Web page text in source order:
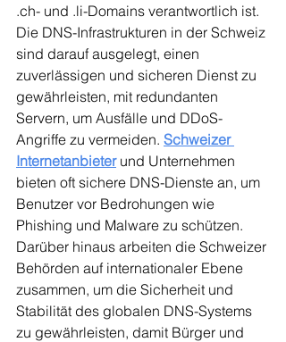
.ch- und .li-Domains verantwortlich ist.
Die DNS-Infrastrukturen in der Schweiz
sind darauf ausgelegt, einen
zuverlässigen und sicheren Dienst zu
gewährleisten, mit redundanten
Servern, um Ausfälle und DDoS-
Angriffe zu vermeiden. Schweizer
Internetanbieter und Unternehmen
bieten oft sichere DNS-Dienste an, um
Benutzer vor Bedrohungen wie
Phishing und Malware zu schützen.
Darüber hinaus arbeiten die Schweizer
Behörden auf internationaler Ebene
zusammen, um die Sicherheit und
Stabilität des globalen DNS-Systems
zu gewährleisten, damit Bürger und